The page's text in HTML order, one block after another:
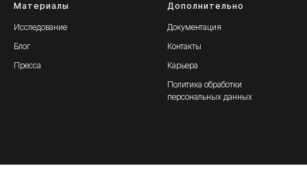
Материалы
Исследование
Блог
Пресса
Дополнительно
Документация
Контакты
Карьера
Политика обработки
персональных данных